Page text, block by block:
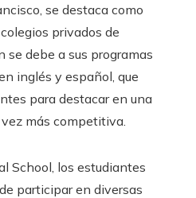
se destaca como
privados de
se debe a sus programas
inglés y español, que
para destacar en una
más competitiva.
School, los estudiantes
participar en diversas